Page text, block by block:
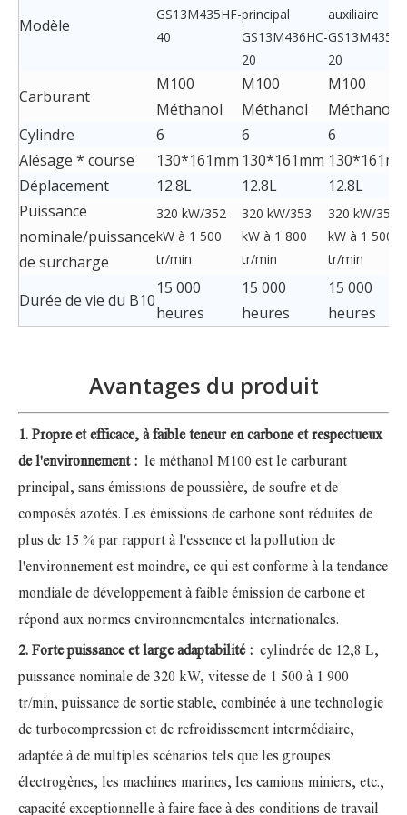
Modèle
GS13M435HF-
40
principal
GS13M436HC-
20
auxiliaire
20
Carburant
M100
Méthanol
M100
Méthanol
M100
Méthanol
Cylindre
6 6
6
Alésage * course
130*161mm 130*161mm
Déplacement
12.8L 12.8L
12.8L
Puissance
nominale/puissance
de surcharge
320 kW/352
kW à 1 500
tr/min
320 kW/353
kW à 1 800
tr/min
320 kW/352
kW à 1 500
tr/min
Durée de vie du B10
15 000
heures
15 000
heures
15 000
heures
Avantages du produit
1. Propre et efficace, à faible teneur en carbone et respectueux
de l'environnement : le méthanol M100 est le carburant
principal, sans émissions de poussière, de soufre et de
composés azotés. Les émissions de carbone sont réduites de
plus de 15 % par rapport à l'essence et la pollution de
l'environnement est moindre, ce qui est conforme à la tendance
mondiale de développement à faible émission de carbone et
répond aux normes environnementales internationales.
2. Forte puissance et large adaptabilité : cylindrée de 12,8 L,
puissance nominale de 320 kW, vitesse de 1 500 à 1 900
tr/min, puissance de sortie stable, combinée à une technologie
de turbocompression et de refroidissement intermédiaire,
adaptée à de multiples scénarios tels que les groupes
électrogènes, les machines marines, les camions miniers, etc.,
capacité exceptionnelle à faire face à des conditions de travail